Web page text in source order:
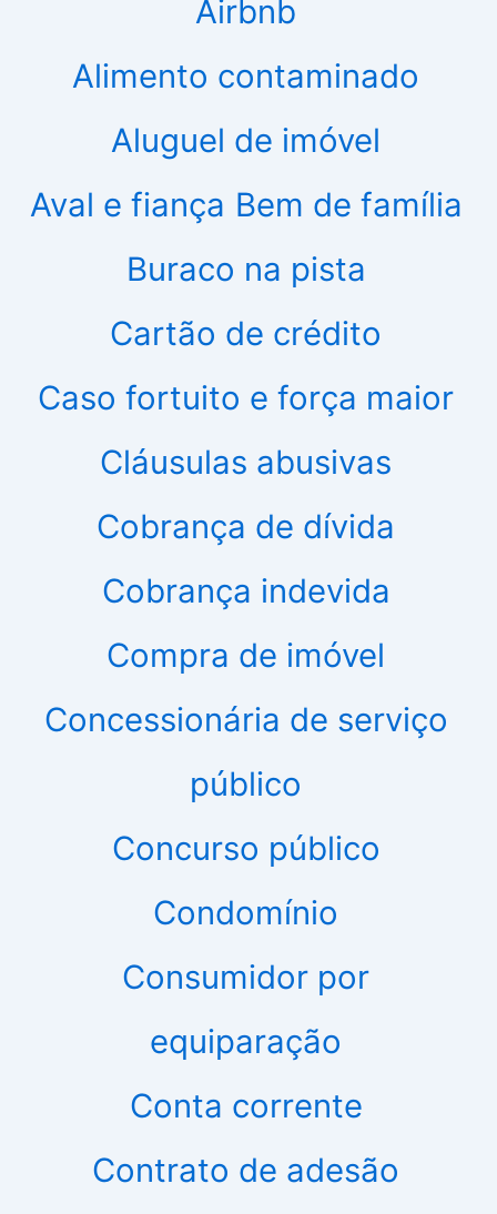
Airbnb
Alimento contaminado
Aluguel de imóvel
Aval e fiança Bem de família
Buraco na pista
Cartão de crédito
Caso fortuito e força maior
Cláusulas abusivas
Cobrança de dívida
Cobrança indevida
Compra de imóvel
Concessionária de serviço
público
Concurso público
Condomínio
Consumidor por
equiparação
Conta corrente
Contrato de adesão